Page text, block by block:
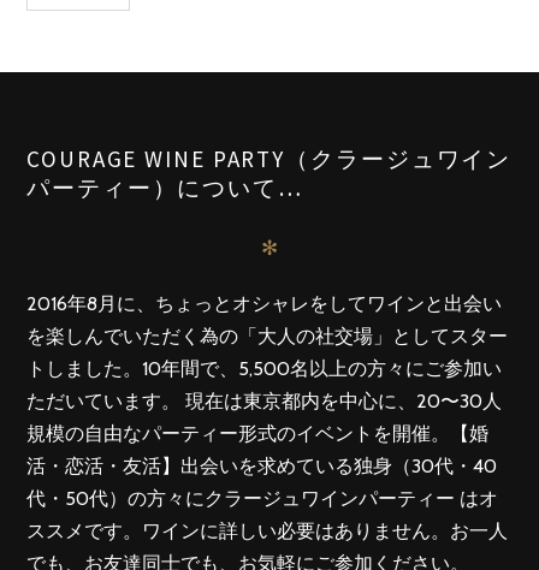
COURAGE WINE PARTY（クラージュワイン
パーティー）について…
✻
2016年8月に、ちょっとオシャレをしてワインと出会い
を楽しんでいただく為の「大人の社交場」としてスター
トしました。10年間で、5,500名以上の方々にご参加い
ただいています。 現在は東京都内を中心に、20〜30人
規模の自由なパーティー形式のイベントを開催。【婚
活・恋活・友活】出会いを求めている独身（30代・40
代・50代）の方々にクラージュワインパーティー はオ
ススメです。ワインに詳しい必要はありません。お一人
でも、お友達同士でも、お気軽にご参加ください。